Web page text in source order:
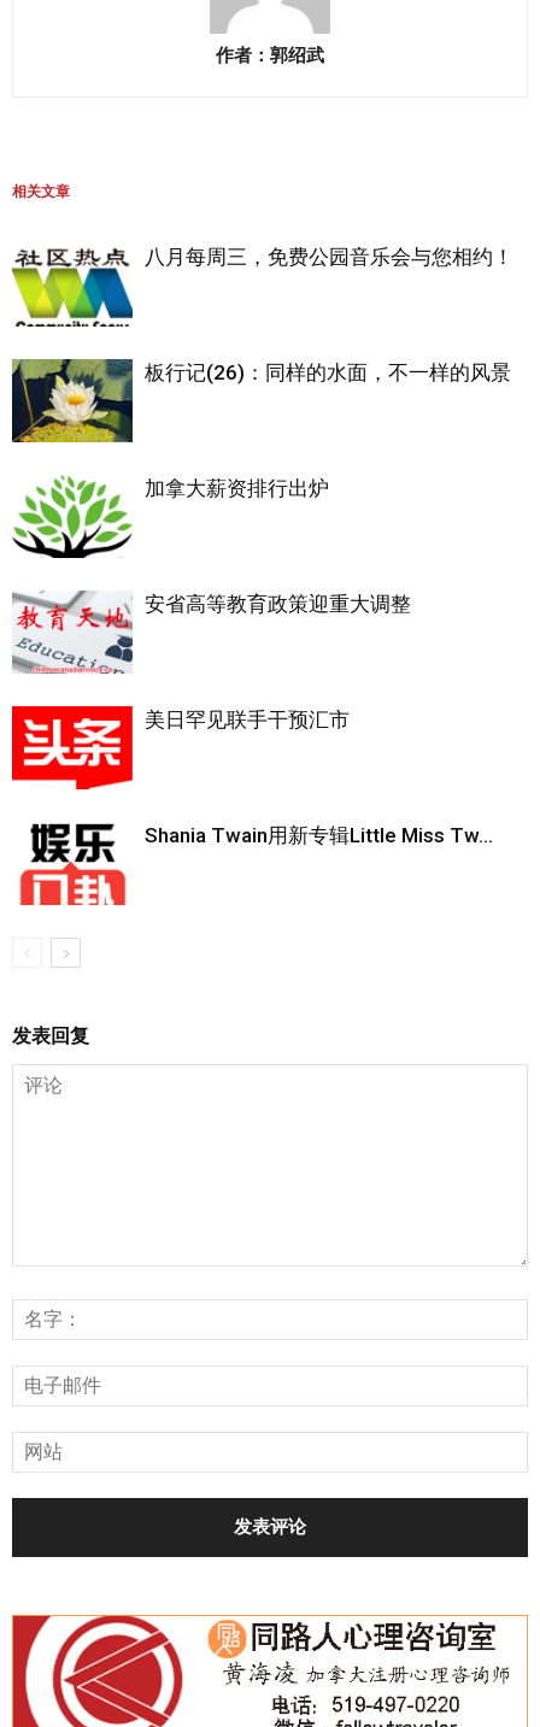
作者：郭绍武
相关文章
八月每周三，免费公园音乐会与您相约！
板行记(26)：同样的水面，不一样的风景
加拿大薪资排行出炉
安省高等教育政策迎重大调整
美日罕见联手干预汇市
Shania Twain用新专辑Little Miss Tw...
发表回复